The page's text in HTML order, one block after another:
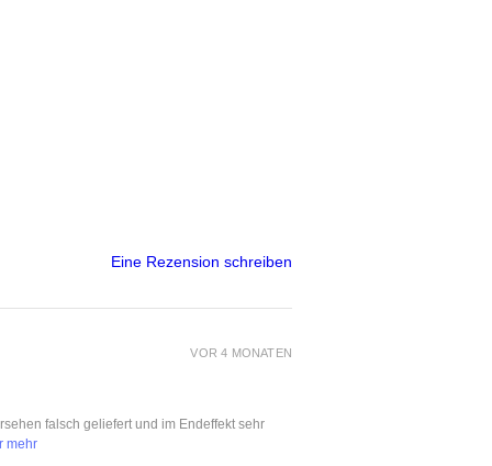
Eine Rezension schreiben
VOR 4 MONATEN
falsch geliefert und im Endeffekt sehr
mehr